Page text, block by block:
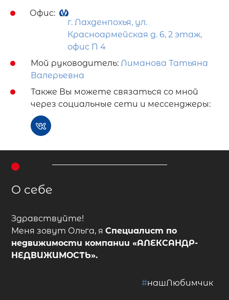
Офис:
г. Лахденпохья, ул.
Красноармейская д. 6, 2 этаж,
офис N 4
Мой руководитель: Лиманова Татьяна
Валерьевна
Также Вы можете связаться со мной
через социальные сети и мессенджеры:
О себе
Здравствуйте!
Меня зовут Ольга, яСпециалист по
недвижимости компании«АЛЕКСАНДР-
НЕДВИЖИМОСТЬ».
#нашЛюбимчик